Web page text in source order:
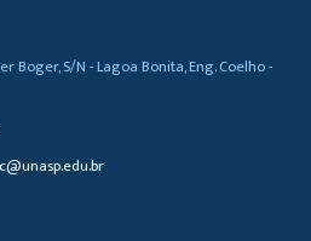
Boger, S/N - Lagoa Bonita, Eng. Coelho -